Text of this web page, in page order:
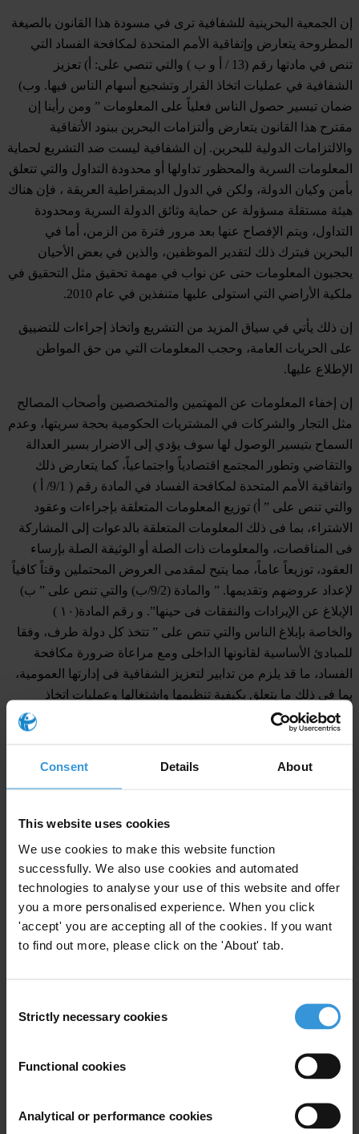
Consent Details About
This website uses cookies
We use cookies to make this website function
successfully. We also use cookies and automated
technologies to analyse your use of this website and offer
you a more personalised experience. When you click
'accept' you are accepting all of the cookies. If you want
to find out more, please click on the 'About' tab.
Selection
Strictly necessary cookies
Functional cookies
Analytical or performance cookies
إن الجمعية البحرينية للشفافية ترى في مسودة هذا القانون بالصيغة
المطروحة يتعارض وإتفاقية الأمم المتحدة لمكافحة الفساد التي
تنص في مادتها رقم (13 / أ و ب ) والتي تنصي على: أ) تعزيز
الشفافية في عمليات اتخاذ القرار وتشجيع أسهام الناس فيها. وب)
ضمان تيسير حصول الناس فعلياً على المعلومات ” ومن رأينا إن
مقترح هذا القانون يتعارض وألتزامات البحرين ببنود الأتفاقية
والالتزامات الدولية للبحرين. إن الشفافية ليست ضد التشريع لحماية
المعلومات السرية والمحظور تداولها أو محدودة التداول والتي تتعلق
بأمن وكيان الدولة، ولكن في الدول الديمقراطية العريقة ، فإن هناك
هيئة مستقلة مسؤولة عن حماية وثائق الدولة السرية ومحدودة
التداول، ويتم الإفصاح عنها بعد مرور فترة من الزمن، أما في
البحرين فيترك ذلك لتقدير الموظفين، والذين في بعض الأحيان
يحجبون المعلومات حتى عن نواب في مهمة تحقيق مثل التحقيق في
ملكية الأراضي التي استولى عليها متنفذين في عام 2010.
إن ذلك يأتي في سياق المزيد من التشريع واتخاذ إجراءات للتضييق
على الحريات العامة، وحجب المعلومات التي من حق المواطن
الإطلاع عليها.
إن إخفاء المعلومات عن المهتمين والمتخصصين وأصحاب المصالح
مثل التجار والشركات في المشتريات الحكومية بحجة سريتها، وعدم
السماح بتيسير الوصول لها سوف يؤدي إلى الاضرار بسير العدالة
والتقاضي وتطور المجتمع اقتصادياً واجتماعياً، كما يتعارض ذلك
واتفاقية الأمم المتحدة لمكافحة الفساد في المادة رقم ( 9/1/ أ )
والتي تنص على ” أ) توزيع المعلومات المتعلقة بإجراءات وعقود
الاشتراء، بما فى ذلك المعلومات المتعلقة بالدعوات إلى المشاركة
فى المناقصات، والمعلومات ذات الصلة أو الوثيقة الصلة بإرساء
العقود، توزيعاً عاماً، مما يتيح لمقدمى العروض المحتملين وقتاً كافياً
لإعداد عروضهم وتقديمها. ” والمادة (9/2/ب) والتي تنص على ” ب)
الإبلاغ عن الإيرادات والنفقات فى حينها”. و رقم المادة(١٠ )
والخاصة بإبلاغ الناس والتي تنص على ” تتخذ كل دولة طرف، وفقا
للمبادئ الأساسية لقانونها الداخلى ومع مراعاة ضرورة مكافحة
الفساد، ما قد يلزم من تدابير لتعزيز الشفافية فى إدارتها العمومية،
بما فى ذلك ما يتعلق بكيفية تنظيمها واشتغالها وعمليات اتخاذ
القرارات فيها، عند الاقتضاء. ويجوز أن تشمل هذه التدابير ما يلى:
أ) اعتماد إجراءات أو لوائح تمكن عامة الناس من الحصول، عند
وبياناتهم الشخصية.ب) تبسيط الإجراءات الإدارية، عند الاقتضاء، من
ج) نشر معلومات يمكن أن تضم تقارير دورية عن مخاطر الفسادفى
إدارتها العمومية.
وتطالب الشفافية بدلاً من اعتماد مسودة هذا القانون، ان يقدم
مجلس النواب مقترح قانون حرية الوصول للمعلومات، وتشكيل هيئة
2009م. وذلك تماشياً مع التزامات البحرين مع الأعراف الدولية
التعبير والرأي وحرية البحث العلمي والدراسات ومكافحة الفساد.
For any press enquiries please contact